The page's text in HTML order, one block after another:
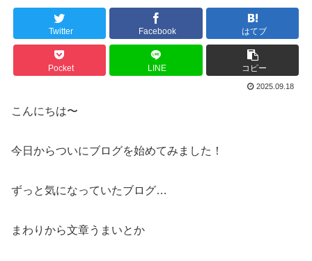
Twitter Facebook はてブ
Pocket LINE コピー
2025.09.18
こんにちは〜
今日からついにブログを始めてみました！
ずっと気になっていたブログ…
まわりから文章うまいとか